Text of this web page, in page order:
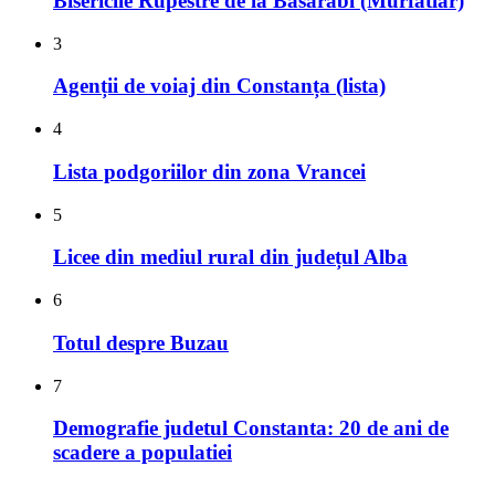
2023
3
June
2023
Agenții de voiaj din Constanța (lista)
4
January
2022
Lista podgoriilor din zona Vrancei
5
January
2020
Licee din mediul rural din județul Alba
6
July
2018
Totul despre Buzau
7
July
5,
2014
Demografie judetul Constanta: 20 de ani de
scadere a populatiei